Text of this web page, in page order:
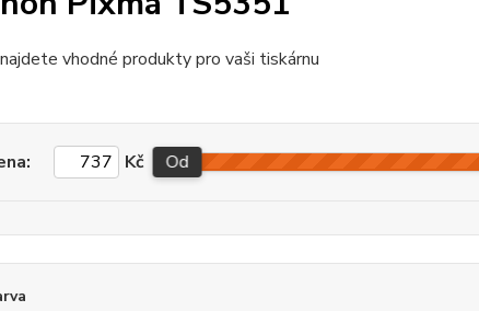
vhodné produkty pro vaši tiskárnu
Kč Od